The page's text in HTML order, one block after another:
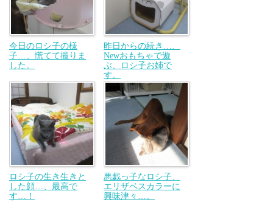
今日のロシ子の様
子…、慌てて撮りま
した。
昨日からの続き…、
Newおもちゃで遊
ぶ、ロシ子お姉で
す。
ロシ子の生き生きと
した顔…、最高で
す…！
悪戯っ子なロシ子、
エリザベスカラーに
興味津々…。